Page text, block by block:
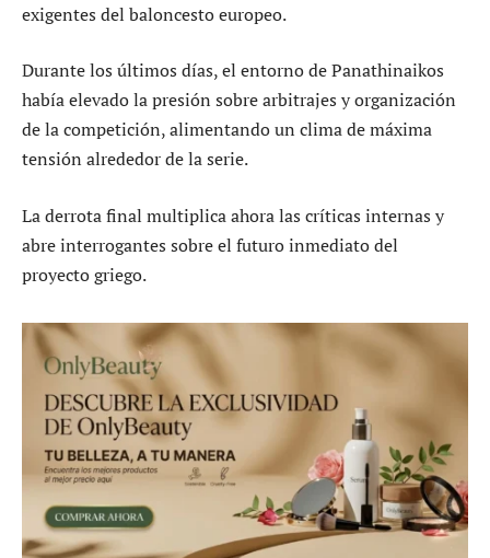
exigentes del baloncesto europeo.
Durante los últimos días, el entorno de Panathinaikos
había elevado la presión sobre arbitrajes y organización
de la competición, alimentando un clima de máxima
tensión alrededor de la serie.
La derrota final multiplica ahora las críticas internas y
abre interrogantes sobre el futuro inmediato del
proyecto griego.